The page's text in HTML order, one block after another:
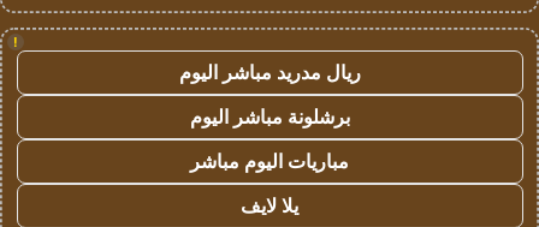
!
ريال مدريد مباشر اليوم
برشلونة مباشر اليوم
مباريات اليوم مباشر
يلا لايف